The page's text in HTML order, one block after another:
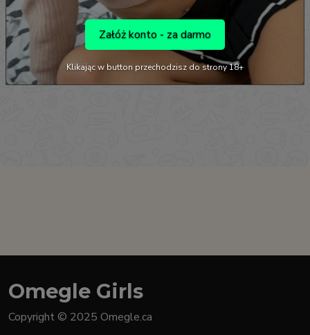
Załóż konto - za darmo
Klikając w button przechodzisz do strony 18+
Omegle Girls
Copyright © 2025 Omegle.ca